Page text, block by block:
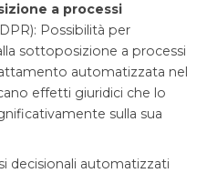
a processi
Possibilità per
sottoposizione a processi
automatizzata nel
effetti giuridici che lo
sulla sua
decisionali automatizzati